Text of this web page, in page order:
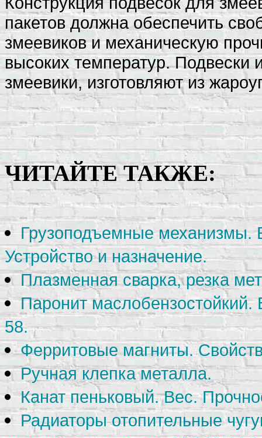
пакетов должна обеспечить
змеевиков и механическую
высоких температур.
змеевики, изготовляют из
ЧИТАЙТЕ ТАКЖЕ:
Грузоподъемные механизмы.
Устройство и назначение.
Плазменная сварка, резка
Паронит
58.
Ферритовые магниты.
Ручная клепка металла.
Канат пеньковый. Вес.
Радиаторы отопительные